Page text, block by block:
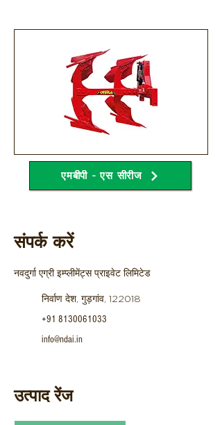
एमबीपी - एस सीरीज
संपर्क करें
नवदुर्गा एग्री इम्प्लीमेंट्स प्राइवेट लिमिटेड
निर्वाण देश, गुड़गांव, 122018
+91 8130061033
info@ndai.in
उत्पाद रेंज